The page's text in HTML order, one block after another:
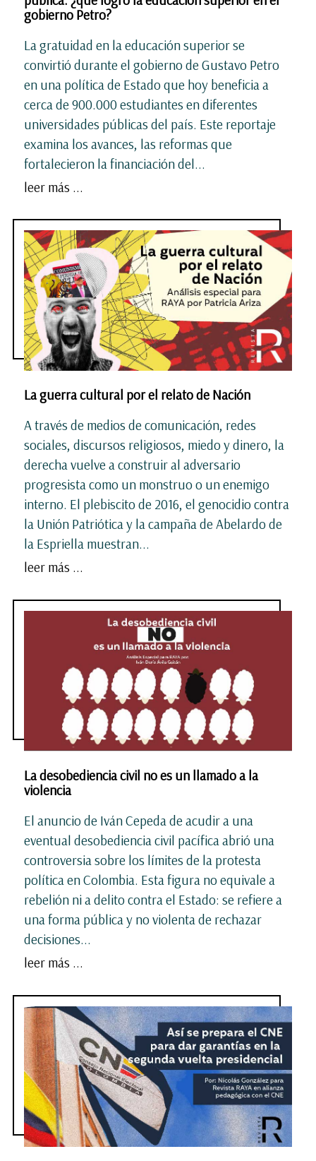
gobierno Petro?
La gratuidad en la educación superior se
convirtió durante el gobierno de Gustavo Petro
en una política de Estado que hoy beneficia a
cerca de 900.000 estudiantes en diferentes
universidades públicas del país. Este reportaje
examina los avances, las reformas que
fortalecieron la financiación del...
leer más ...
La guerra cultural por el relato de Nación
A través de medios de comunicación, redes
sociales, discursos religiosos, miedo y dinero, la
derecha vuelve a construir al adversario
progresista como un monstruo o un enemigo
interno. El plebiscito de 2016, el genocidio contra
la Unión Patriótica y la campaña de Abelardo de
la Espriella muestran...
leer más ...
La desobediencia civil no es un llamado a la
violencia
El anuncio de Iván Cepeda de acudir a una
eventual desobediencia civil pacífica abrió una
controversia sobre los límites de la protesta
política en Colombia. Esta figura no equivale a
rebelión ni a delito contra el Estado: se refiere a
una forma pública y no violenta de rechazar
decisiones...
leer más ...